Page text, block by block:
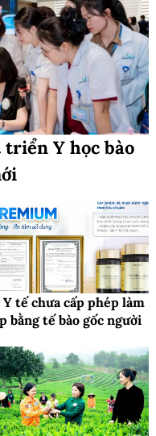
Y học bào
Y tế chưa cấp phép làm
bằng tế bào gốc người